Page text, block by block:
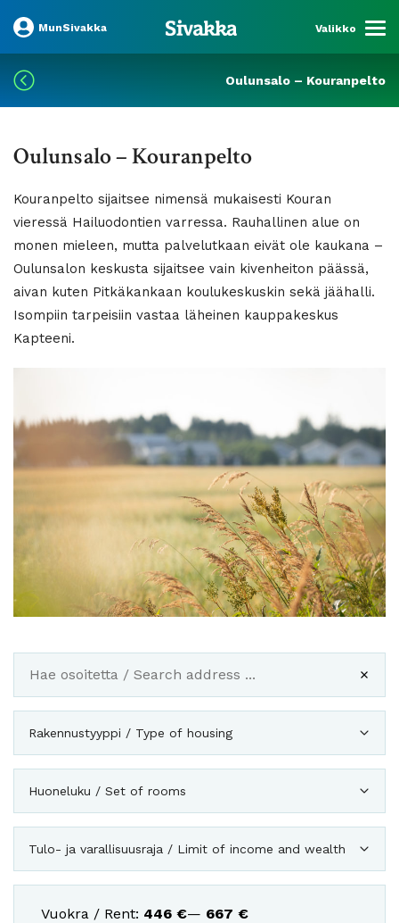
MunSivakka Valikko
Oulunsalo – Kouranpelto
Oulunsalo – Kouranpelto
Kouranpelto sijaitsee nimensä mukaisesti Kouran
vieressä Hailuodontien varressa. Rauhallinen alue on
monen mieleen, mutta palvelutkaan eivät ole kaukana –
Oulunsalon keskusta sijaitsee vain kivenheiton päässä,
aivan kuten Pitkäkankaan koulukeskuskin sekä jäähalli.
Isompiin tarpeisiin vastaa läheinen kauppakeskus
Kapteeni.
Rakennustyyppi / Type of housing
Huoneluku / Set of rooms
Tulo- ja varallisuusraja / Limit of income and wealth
Vuokra / Rent: 446 €— 667 €